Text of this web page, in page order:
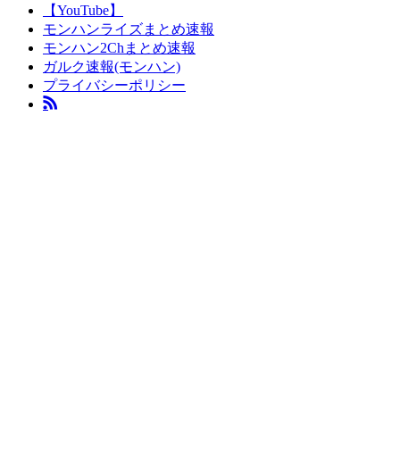
【YouTube】
モンハンライズまとめ速報
モンハン2Chまとめ速報
ガルク速報(モンハン)
プライバシーポリシー